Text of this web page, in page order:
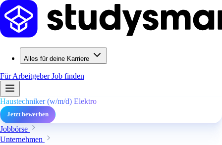
Alles für deine Karriere
Für ArbeitgeberJob finden
Haustechniker (w/m/d) Elektro
Jetzt bewerben
Jobbörse
Unternehmen